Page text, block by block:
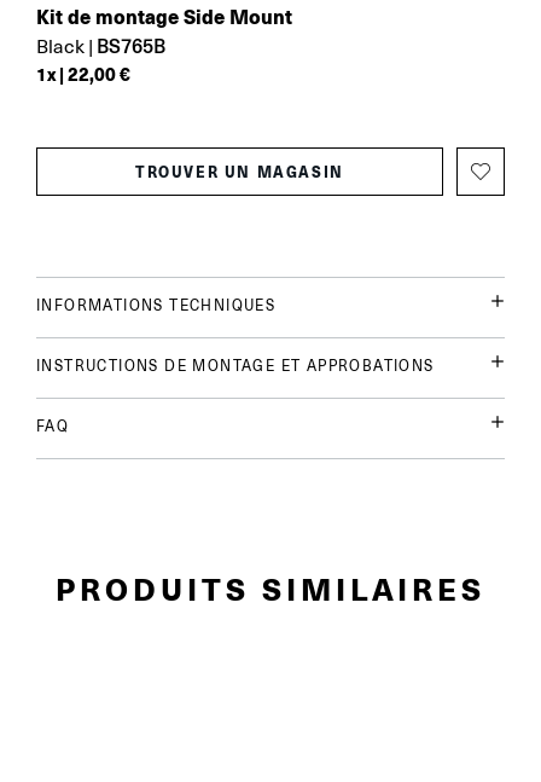
Kit de montage Side Mount
Black | BS765B
1x | 22,00 €
TROUVER UN MAGASIN
INFORMATIONS TECHNIQUES
INSTRUCTIONS DE MONTAGE ET APPROBATIONS
FAQ
PRODUITS SIMILAIRES